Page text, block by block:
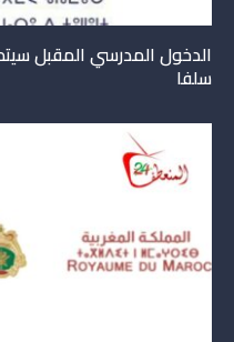
الدخول المدرسي المقبل
سلفا